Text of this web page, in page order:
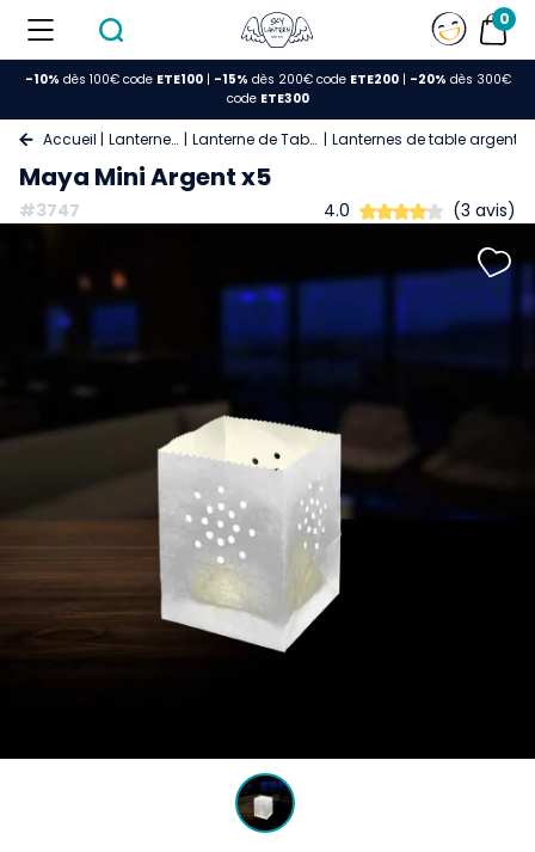
0
-10% dès 100€ code ETE100| -15% dès 200€ code ETE200| -20% dès 300€
code ETE300
Accueil Lanternes Lanterne de Table Lanternes de table argent
Maya Mini Argent x5
#3747 4.0 (3 avis)